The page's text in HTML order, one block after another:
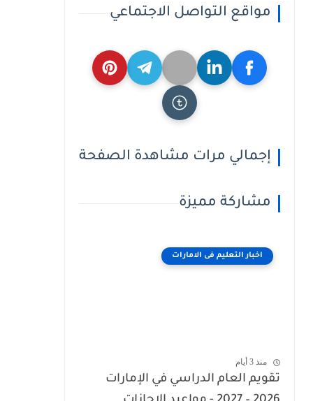
مواقع التواصل الاجتماعي
إجمالي مرات مشاهدة الصفحة
مشاركة مميزة
اخبار التعليم فى الامارات
منذ 3 أيام
تقويم العام الدراسي في الإمارات